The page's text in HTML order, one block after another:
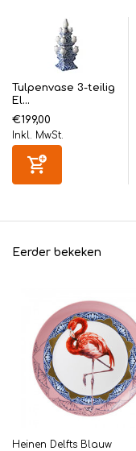
Tulpenvase 3-teilig
El...
€199,00
Inkl. MwSt.
Eerder bekeken
Heinen Delfts Blauw